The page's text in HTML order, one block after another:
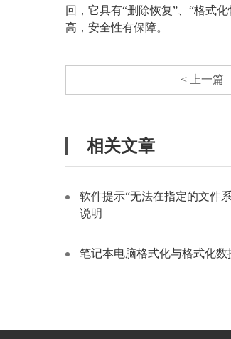
回，它具有“删除恢复”、“格式
高，安全性有保障。
< 上一篇
相关文章
软件提示“无法在指定的文件
说明
笔记本电脑格式化与格式化数